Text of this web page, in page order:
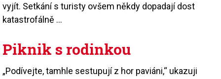
vyjít. Setkání s turisty ovšem někdy dopadají dost
katastrofálně ...
Piknik s rodinkou
„Podívejte, tamhle sestupují z hor paviáni,“ ukazuji